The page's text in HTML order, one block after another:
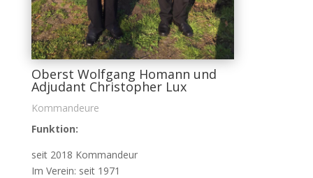
Oberst Wolfgang Homann und
Adjudant Christopher Lux
Kommandeure
Funktion:
seit 2018 Kommandeur
Im Verein: seit 1971